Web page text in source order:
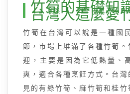
竹筍的基礎知
台灣人這麼愛
竹筍在台灣可以說是一種國
節，市場上堆滿了各種竹筍
迎，主要是因為它低熱量、
爽，適合各種烹飪方式。台灣
見的有綠竹筍、麻竹筍和桂竹